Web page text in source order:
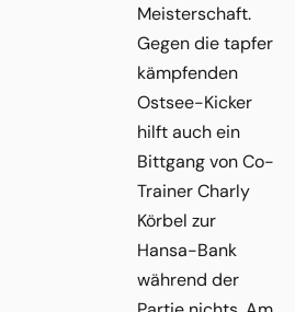
Meisterschaft.
Gegen die tapfer
kämpfenden
Ostsee-Kicker
hilft auch ein
Bittgang von Co-
Trainer Charly
Körbel zur
Hansa-Bank
während der